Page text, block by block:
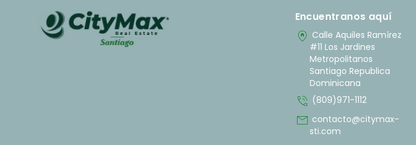
Encuentranos aquí
home_pin Calle Aquiles Ramírez
#11 Los Jardines
Metropolitanos
Santiago Republica
Dominicana
phone_in_talk (809)971-1112
mail contacto@citymax-
sti.com